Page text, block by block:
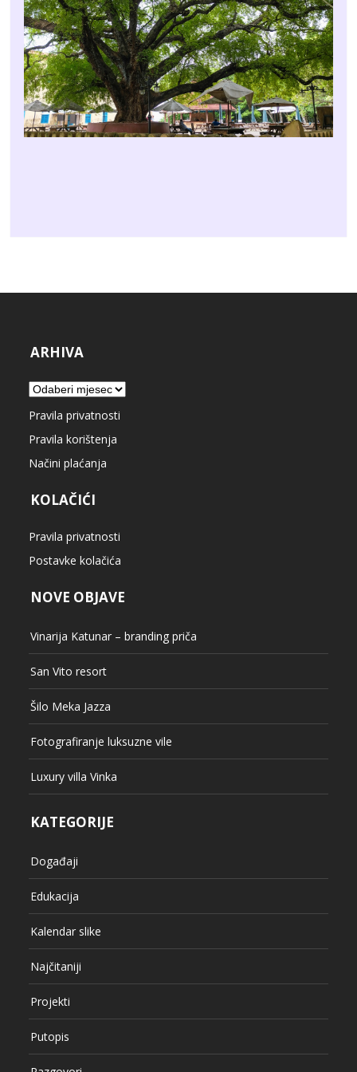
ARHIVA
Arhiva
Pravila privatnosti
Pravila korištenja
Načini plaćanja
KOLAČIĆI
Pravila privatnosti
Postavke kolačića
NOVE OBJAVE
Vinarija Katunar – branding priča
San Vito resort
Šilo Meka Jazza
Fotografiranje luksuzne vile
Luxury villa Vinka
KATEGORIJE
Događaji
Edukacija
Kalendar slike
Najčitaniji
Projekti
Putopis